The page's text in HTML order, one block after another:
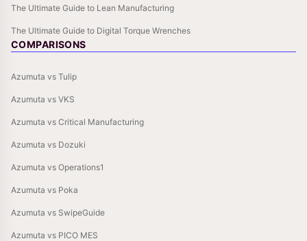
The Ultimate Guide to Lean Manufacturing
The Ultimate Guide to Digital Torque Wrenches
COMPARISONS
Azumuta vs Tulip
Azumuta vs VKS
Azumuta vs Critical Manufacturing
Azumuta vs Dozuki
Azumuta vs Operations1
Azumuta vs Poka
Azumuta vs SwipeGuide
Azumuta vs PICO MES